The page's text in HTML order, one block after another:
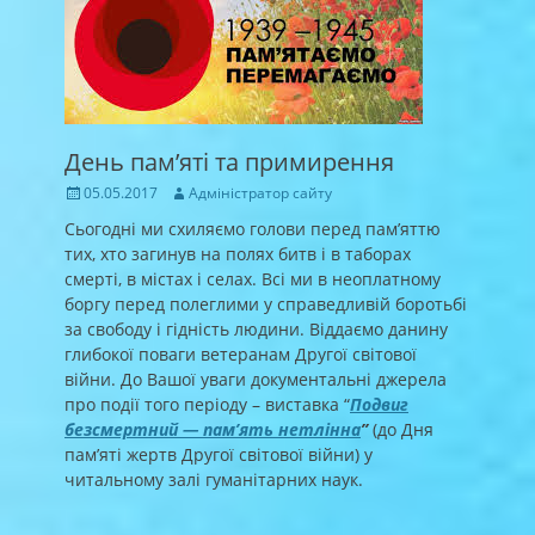
День пам’яті та примирення
Posted
05.05.2017 Author
Адміністратор сайту
Сьогодні ми схиляємо голови перед пам’яттю
тих, хто загинув на полях битв і в таборах
смерті, в містах і селах. Всі ми в неоплатному
боргу перед полеглими у справедливій боротьбі
за свободу і гідність людини. Віддаємо данину
глибокої поваги ветеранам Другої світової
війни. До Вашої уваги документальні джерела
про події того періоду – виставка “Подвиг
безсмертний — пам’ять нетлінна”(до Дня
пам’яті жертв Другої світової війни) у
читальному залі гуманітарних наук.